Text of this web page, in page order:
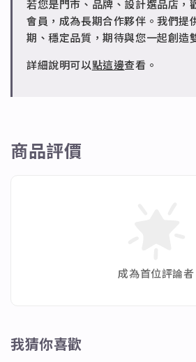
✻ 批發會員
請聯繫 LINE 客服 @jfq1926j 協
若您是門市、品牌、設計選品店，
會員，成為長期合作夥伴。我們提
期、穩定品質，期待與您一起創造
詳細說明可以點這邊查看。
商品評價
成為首位評論者
我猜你喜歡